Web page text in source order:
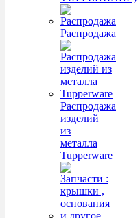
Распродажа
Распродажа
изделий
из
металла
Tupperware